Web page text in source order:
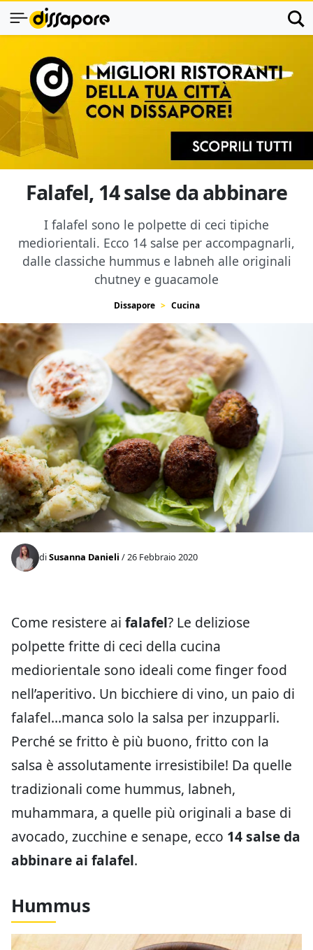
Falafel, 14 salse da abbinare
I falafel sono le polpette di ceci tipiche
mediorientali. Ecco 14 salse per accompagnarli,
dalle classiche hummus e labneh alle originali
chutney e guacamole
Dissapore Cucina
diSusanna Danieli / 26 Febbraio 2020
Come resistere ai falafel? Le deliziose
polpette fritte di ceci della cucina
mediorientale sono ideali come finger food
nell’aperitivo. Un bicchiere di vino, un paio di
falafel…manca solo la salsa per inzupparli.
Perché se fritto è più buono, fritto con la
salsa è assolutamente irresistibile! Da quelle
tradizionali come hummus, labneh,
muhammara, a quelle più originali a base di
avocado, zucchine e senape, ecco 14 salse da
abbinare ai falafel.
Hummus